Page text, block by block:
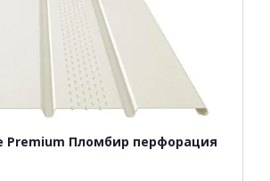
Premium Пломбир перфорация